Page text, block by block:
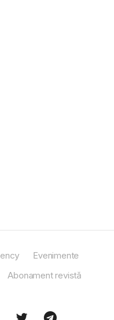
Evenimente
Abonament revistă